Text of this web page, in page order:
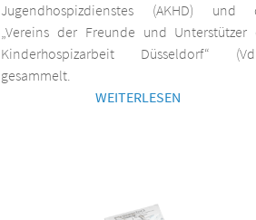
Jugendhospizdienstes (AKHD) und
„Vereins der Freunde und Unterstützer
Kinderhospizarbeit Düsseldorf“
gesammelt.
WEITERLESEN